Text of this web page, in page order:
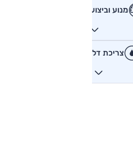
מנוע וביצועים
צריכת דלק